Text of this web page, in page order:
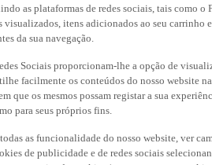
as plataformas de redes sociais, tais como
visualizados, itens adicionados ao seu carrinho
da sua navegação.
Sociais proporcionam-lhe a opção de
facilmente os conteúdos do nosso website
que os mesmos possam registar a sua
para seus próprios fins.
as funcionalidade do nosso website, ver
de publicidade e de redes sociais